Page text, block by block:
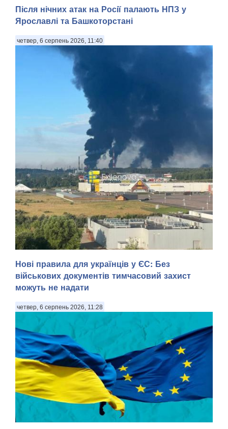
Після нічних атак на Росії палають НПЗ у
Ярославлі та Башкоторстані
четвер, 6 серпень 2026, 11:40
У Ярославлі дрони атакували один з найбільших
нафтопереробних заводів росії. Місцева влада заявила
про «наймасовішу атаку» безпілотників на область. Про
атаку повідомив губернатор Ярославської області
Михайло Євраєв, передають Патріоти України. . За с...
Нові правила для українців у ЄС: Без
військових документів тимчасовий захист
можуть не надати
четвер, 6 серпень 2026, 11:28